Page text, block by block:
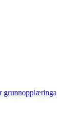
grunnopplæringa